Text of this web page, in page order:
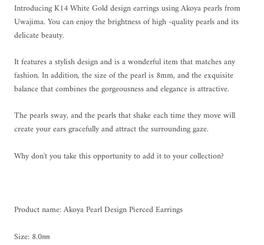
Introducing K14 White Gold design earrings using Akoya pearls from
Uwajima. You can enjoy the brightness of high -quality pearls and its
delicate beauty.
It features a stylish design and is a wonderful item that matches any
fashion. In addition, the size of the pearl is 8mm, and the exquisite
balance that combines the gorgeousness and elegance is attractive.
The pearls sway, and the pearls that shake each time they move will
create your ears gracefully and attract the surrounding gaze.
Why don't you take this opportunity to add it to your collection?
Product name: Akoya Pearl Design Pierced Earrings
Size: 8.0㎜